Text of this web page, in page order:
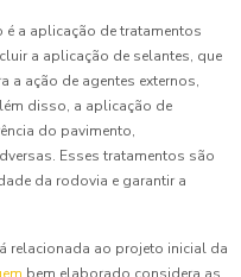
a aplicação de tratamentos
a aplicação de selantes, que
a ação de agentes externos,
disso, a aplicação de
do pavimento,
Esses tratamentos são
da rodovia e garantir a
relacionada ao projeto inicial da